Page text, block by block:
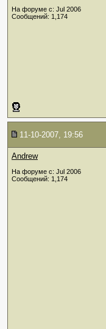
На форуме с: Jul 2006
Сообщений: 1,174
11-10-2007, 19:56
Andrew
На форуме с: Jul 2006
Сообщений: 1,174